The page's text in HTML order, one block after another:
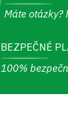
Máte otázky?
BEZPEČNÉ
100%